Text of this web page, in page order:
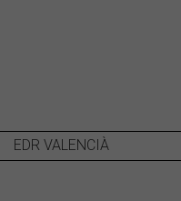
EDR VALENCIÀ